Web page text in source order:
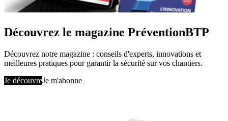
Découvrez le magazine PréventionBTP
Découvrez notre magazine : conseils d'experts, innovations et
meilleures pratiques pour garantir la sécurité sur vos chantiers.
Je découvreJe m'abonne